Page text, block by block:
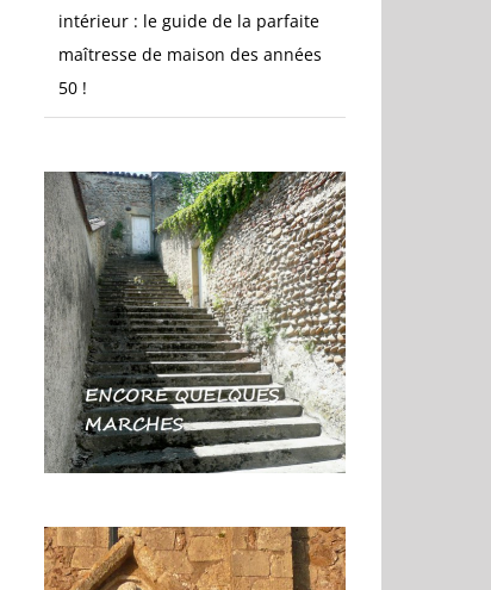
intérieur : le guide de la parfaite
maîtresse de maison des années
50 !